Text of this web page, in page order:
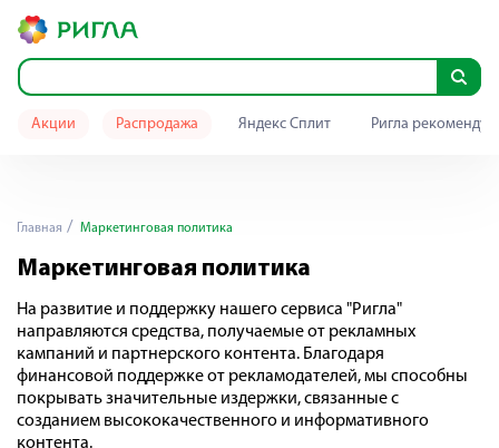
Акции Распродажа Яндекс Сплит Ригла
Главная Маркетинговая политика
Маркетинговая политика
На развитие и поддержку нашего сервиса "Ригла"
направляются средства, получаемые от рекламных
кампаний и партнерского контента. Благодаря
финансовой поддержке от рекламодателей, мы способны
покрывать значительные издержки, связанные с
созданием высококачественного и информативного
контента.